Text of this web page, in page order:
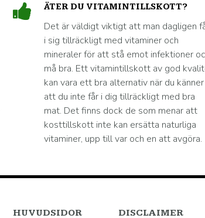
ÄTER DU VITAMINTILLSKOTT?
Det är väldigt viktigt att man dagligen
i sig tillräckligt med vitaminer och
mineraler för att stå emot infektioner
må bra. Ett vitamintillskott av god
kan vara ett bra alternativ när du känner
att du inte får i dig tillräckligt med bra
mat. Det finns dock de som menar att
kosttillskott inte kan ersätta naturliga
vitaminer, upp till var och en att avgöra.
HUVUDSIDOR DISCLAIMER